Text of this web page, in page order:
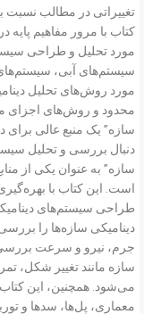
تغییراتی در مطالب نسبت
کتاب با مرور مفاهیم
مورد تحلیل و طراحی
سیستم‌های آبی،
مورد روش‌های تحلیل
محدود و روش‌های اجزای
سازه” یک منبع عالی
دنبال بررسی و تحلیل
سازه” به عنوان یکی از
است. این کتاب با
طراحی سیستم‌های
دینامیکی سازه‌ها را
جرم، نیرو و سرعت بررسی
سازه مانند تغییر شکل،
می‌شود. همچنین، این کتاب
معماری، پل‌ها، سد‌ها و